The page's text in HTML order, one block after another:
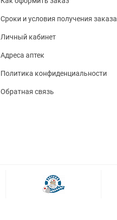
Сроки и условия получения заказа
Личный кабинет
Адреса аптек
Политика конфиденциальности
Обратная связь